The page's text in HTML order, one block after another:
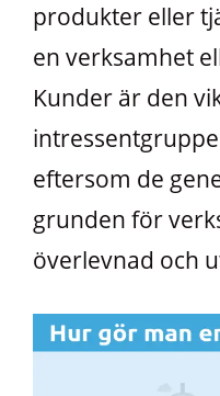
produkter eller
en verksamhet
Kunder är den
eftersom de
grunden för
överlevnad och